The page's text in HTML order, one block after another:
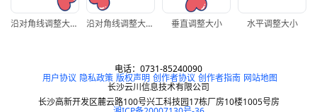
沿对角线调整大小1 沿对角线调整大小2 垂直调整大小 水平调整大小
电话：0731-85240090
用户协议 隐私政策 版权声明 创作者协议 创作者指南 网站地图
长沙云川信息技术有限公司
长沙高新开发区麓云路100号兴工科技园17栋厂房10楼1005号房